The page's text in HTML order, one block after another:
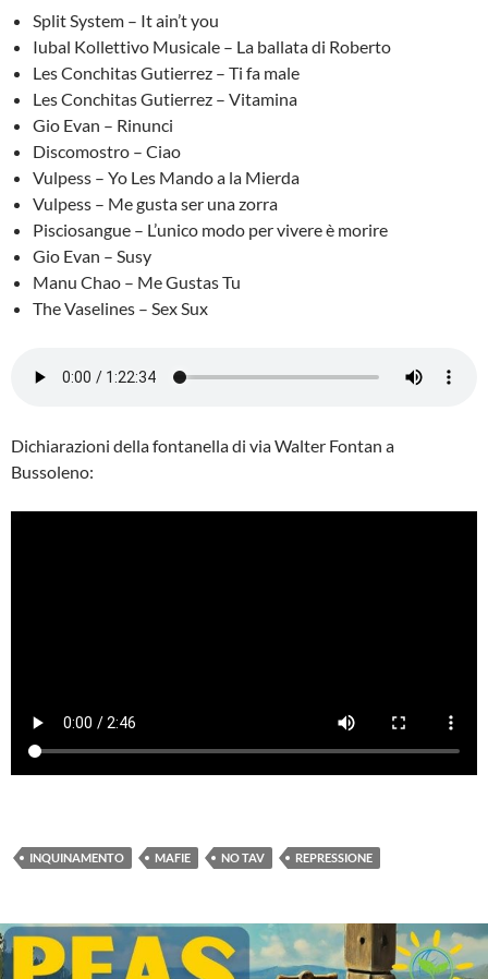
Split System – It ain’t you
Iubal Kollettivo Musicale – La ballata di Roberto
Les Conchitas Gutierrez – Ti fa male
Les Conchitas Gutierrez – Vitamina
Gio Evan – Rinunci
Discomostro – Ciao
Vulpess – Yo Les Mando a la Mierda
Vulpess – Me gusta ser una zorra
Pisciosangue – L’unico modo per vivere è morire
Gio Evan – Susy
Manu Chao – Me Gustas Tu
The Vaselines – Sex Sux
Dichiarazioni della fontanella di via Walter Fontan a
Bussoleno:
INQUINAMENTO MAFIE NO TAV REPRESSIONE